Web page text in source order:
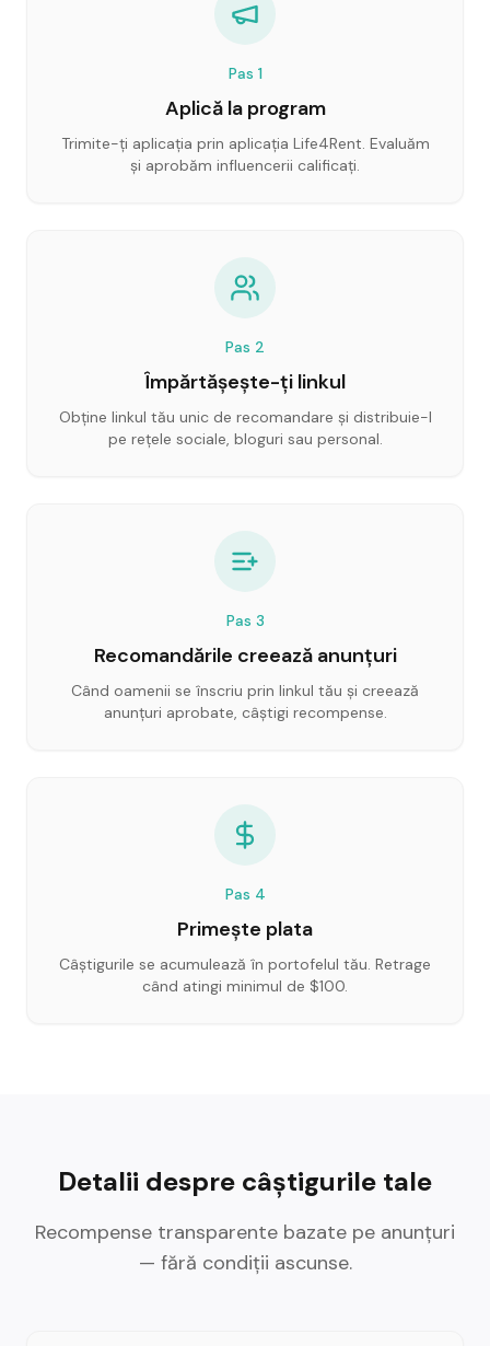
Pas 1
Aplică la program
Trimite-ți aplicația prin aplicația Life4Rent. Evaluăm
și aprobăm influencerii calificați.
Pas 2
Împărtășește-ți linkul
Obține linkul tău unic de recomandare și distribuie-l
pe rețele sociale, bloguri sau personal.
Pas 3
Recomandările creează anunțuri
Când oamenii se înscriu prin linkul tău și creează
anunțuri aprobate, câștigi recompense.
Pas 4
Primește plata
Câștigurile se acumulează în portofelul tău. Retrage
când atingi minimul de $100.
Detalii despre câștigurile tale
Recompense transparente bazate pe anunțuri
— fără condiții ascunse.